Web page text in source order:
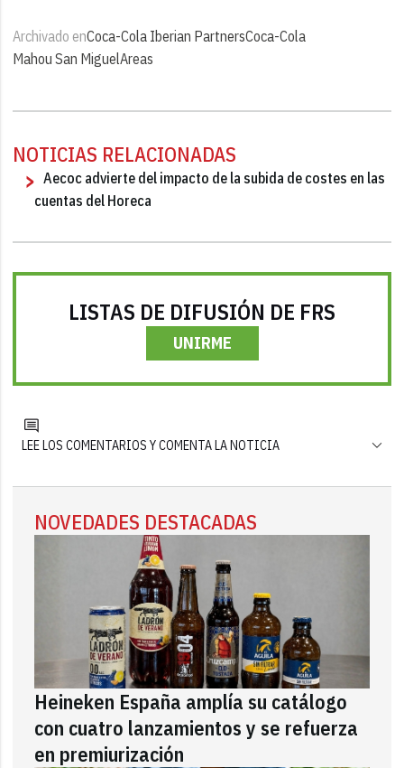
Archivado enCoca-Cola Iberian PartnersCoca-Cola
Mahou San MiguelAreas
NOTICIAS RELACIONADAS
Aecoc advierte del impacto de la subida de costes en las
cuentas del Horeca
LISTAS DE DIFUSIÓN DE FRS
UNIRME
LEE LOS COMENTARIOS Y COMENTA LA NOTICIA
NOVEDADES DESTACADAS
Heineken España amplía su catálogo
con cuatro lanzamientos y se refuerza
en premiurización